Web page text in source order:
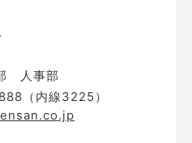
人事部
（内線3225）